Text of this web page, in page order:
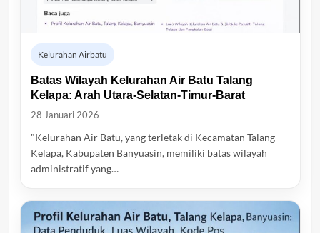
Kelurahan Airbatu
Batas Wilayah Kelurahan Air Batu Talang
Kelapa: Arah Utara-Selatan-Timur-Barat
28 Januari 2026
"Kelurahan Air Batu, yang terletak di Kecamatan Talang
Kelapa, Kabupaten Banyuasin, memiliki batas wilayah
administratif yang…